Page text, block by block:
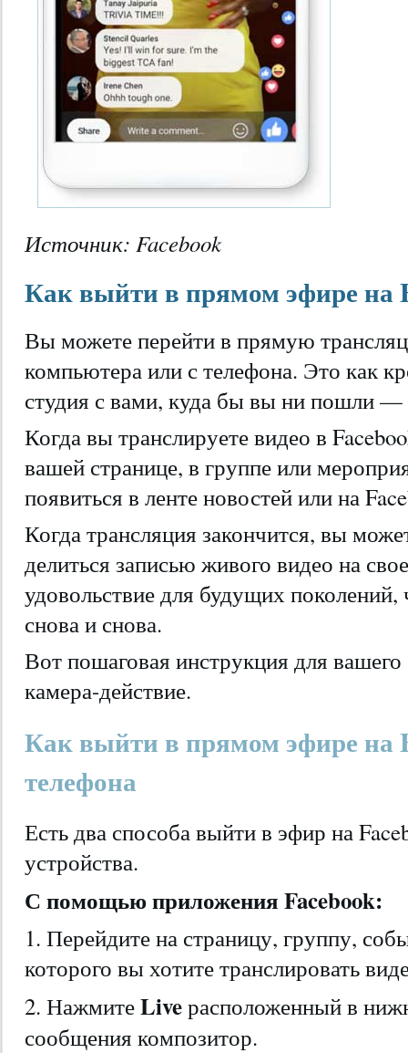
Источник: Facebook
Как выйти в прямом эфире на
Вы можете перейти в прямую
компьютера или с телефона. Это как
студия с вами, куда бы вы ни пошли —
Когда вы транслируете видео в
вашей странице, в группе или
появиться в ленте новостей или на
Когда трансляция закончится, вы
делиться записью живого видео на
удовольствие для будущих
снова и снова.
Вот пошаговая инструкция для
камера-действие.
Как выйти в прямом эфире на
телефона
Есть два способа выйти в эфир на
устройства.
С помощью приложения Facebook:
1. Перейдите на страницу, группу,
которого вы хотите транслировать
2. НажмитеLiveрасположенный в
сообщения композитор.